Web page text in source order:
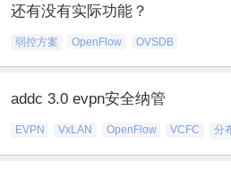
还有没有实际功能？
弱控方案 OpenFlow OVSDB
addc 3.0 evpn安全纳管
EVPN VxLAN OpenFlow VCFC 分